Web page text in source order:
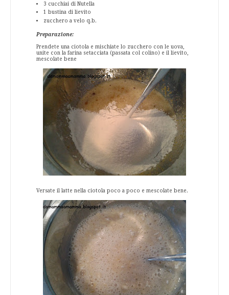
3 cucchiai di Nutella
1 bustina di lievito
zucchero a velo q.b.
Preparazione:
Prendete una ciotola e mischiate lo zucchero con le uova,
unite con la farina setacciata (passata col colino) e il lievito,
mescolate bene
Versate il latte nella ciotola poco a poco e mescolate bene.